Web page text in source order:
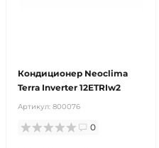
Кондиционер Neoclima
Terra Inverter 12ETRIw2
Артикул: 800076
0